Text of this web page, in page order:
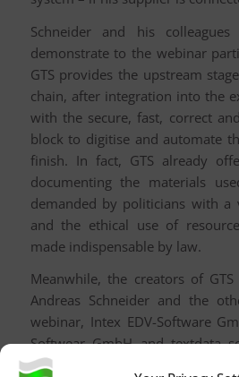
Schneider and his
demonstrate to the webinar
GTS provides the upstream
chain, after integration into the
with the secure, fast, correct
block to digitise and automate
finish. In fact, GTS already
documenting the materials
demanded by politicians with a
and the ethical use of
made indispensable by law.
Meanwhile, the creators of
Andreas Schneider and the
webinar, Intex EDV-Software
Softwear GmbH and textdata
interested companies to